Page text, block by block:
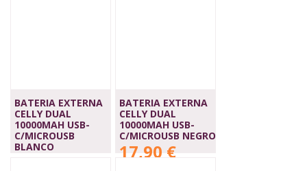
BATERIA EXTERNA
CELLY DUAL
10000MAH USB-
C/MICROUSB
BLANCO
BATERIA EXTERNA
CELLY DUAL
10000MAH USB-
C/MICROUSB NEGRO
17,90 €